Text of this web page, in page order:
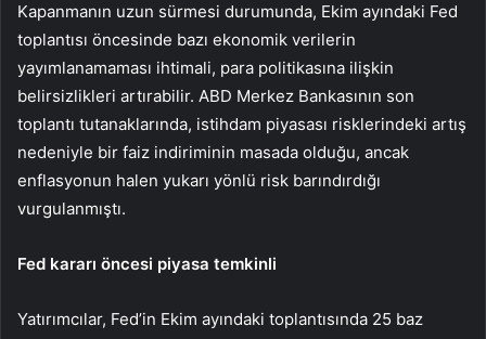
Kapanmanın uzun sürmesi durumunda, Ekim ayındaki Fed
toplantısı öncesinde bazı ekonomik verilerin
yayımlanamaması ihtimali, para politikasına ilişkin
belirsizlikleri artırabilir. ABD Merkez Bankasının son
toplantı tutanaklarında, istihdam piyasası risklerindeki artış
nedeniyle bir faiz indiriminin masada olduğu, ancak
enflasyonun halen yukarı yönlü risk barındırdığı
vurgulanmıştı.
Fed kararı öncesi piyasa temkinli
Yatırımcılar, Fed’in Ekim ayındaki toplantısında 25 baz